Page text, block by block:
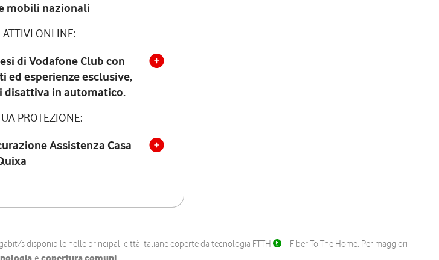
mobili nazionali
ATTIVI ONLINE:
di Vodafone Club con
ed esperienze esclusive,
disattiva in automatico.
PROTEZIONE:
Assistenza Casa
s disponibile nelle principali città italiane coperte da tecnologia FTTH
– Fiber To The Home. Per maggiori